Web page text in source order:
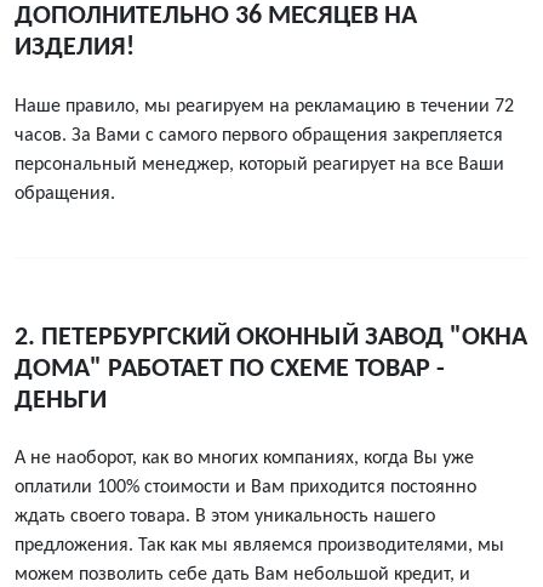
ДОПОЛНИТЕЛЬНО 36 МЕСЯЦЕВ НА
ИЗДЕЛИЯ!
Наше правило, мы реагируем на рекламацию в течении 72
часов. За Вами с самого первого обращения закрепляется
персональный менеджер, который реагирует на все Ваши
обращения.
2. ПЕТЕРБУРГСКИЙ ОКОННЫЙ ЗАВОД "ОКНА
ДОМА" РАБОТАЕТ ПО СХЕМЕ ТОВАР -
ДЕНЬГИ
А не наоборот, как во многих компаниях, когда Вы уже
оплатили 100% стоимости и Вам приходится постоянно
ждать своего товара. В этом уникальность нашего
предложения. Так как мы являемся производителями, мы
можем позволить себе дать Вам небольшой кредит, и